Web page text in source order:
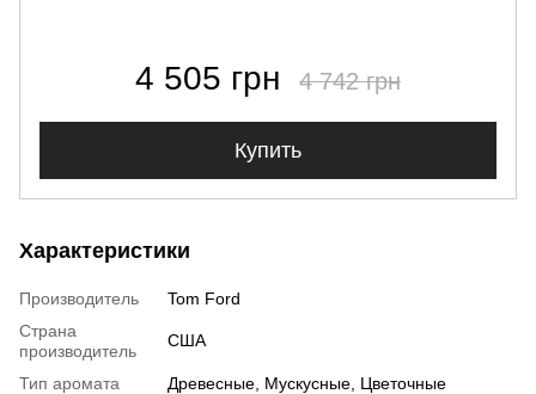
4 505 грн 4 742 грн
Купить
Характеристики
Производитель
Tom Ford
Страна
производитель
США
Тип аромата
Древесные, Мускусные, Цветочные